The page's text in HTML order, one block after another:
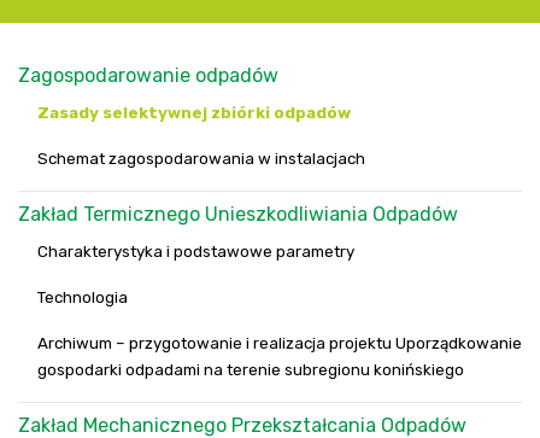
Zagospodarowanie odpadów
Zasady selektywnej zbiórki odpadów
Schemat zagospodarowania w instalacjach
Zakład Termicznego Unieszkodliwiania Odpadów
Charakterystyka i podstawowe parametry
Technologia
Archiwum – przygotowanie i realizacja projektu Uporządkowanie
gospodarki odpadami na terenie subregionu konińskiego
Zakład Mechanicznego Przekształcania Odpadów